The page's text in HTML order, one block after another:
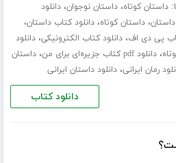
داستان کوتاه،داستان نوجوان،دانلود
،داستان کوتاه،دانلود کتاب داستان،
پی دی اف،دانلود کتاب الکترونیکی،دانلود
،دانلود pdf کتاب جزیره‌ای برای من ،داستان
رمان ایرانی،دانلود داستان ایرانی
دانلود کتاب